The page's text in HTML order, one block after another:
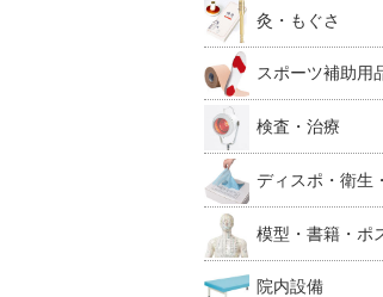
灸・もぐさ
スポーツ補助用
検査・治療
ディスポ・衛生
模型・書籍・ポ
院内設備